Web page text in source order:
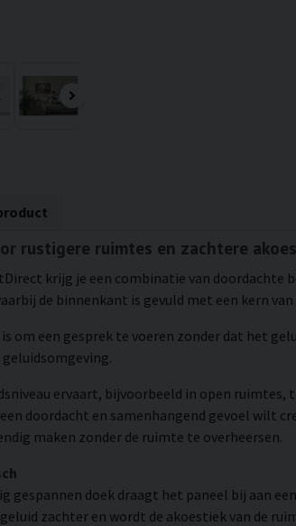
rustigere ruimtes en zachtere
krijg je een combinatie van doordachte
de binnenkant is gevuld met een kern
om een gesprek te voeren zonder dat het
ervaart, bijvoorbeeld in open
doordacht en samenhangend gevoel wilt
maken zonder de ruimte te overheersen.
doek draagt het paneel bij aan
zachter en wordt de akoestiek van de